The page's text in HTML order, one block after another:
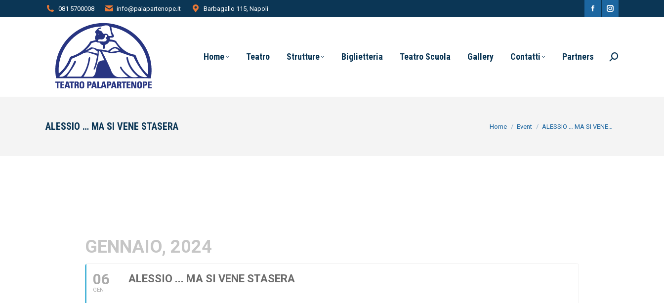
081 5700008 info@palapartenope.it Barbagallo 115, Napoli
FacebookInstagram
Home Teatro Strutture Biglietteria Teatro Scuola Gallery Contatti Partners Search:
ALESSIO … MA SI VENE STASERA You are here:
Home Event ALESSIO … MA SI VENE…
GENNAIO, 2024
06
GEN
ALESSIO ... MA SI VENE STASERA